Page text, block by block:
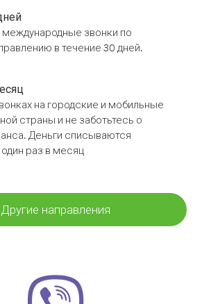
звонки по
в течение 30 дней.
на городские и мобильные
страны и не заботьтесь о
Деньги списываются
раз в месяц
Другие направления